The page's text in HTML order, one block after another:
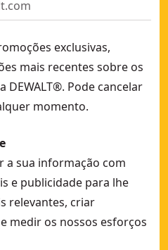
exclusivas,
mais recentes sobre os
Pode cancelar
momento.
a sua informação com
e publicidade para lhe
relevantes, criar
medir os nossos esforços